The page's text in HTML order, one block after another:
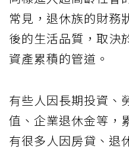
常見，退休族的財務
後的生活品質，取決
資產累積的管道。
有些人因長期投資、
值、企業退休金等，
有很多人因房貸、退